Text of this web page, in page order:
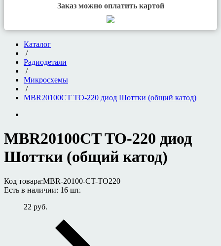
Заказ можно оплатить картой
Каталог
/
Радиодетали
/
Микросхемы
/
MBR20100CT TO-220 диод Шоттки (общий катод)
MBR20100CT TO-220 диод
Шоттки (общий катод)
Код товара:MBR-20100-CT-TO220
Есть в наличии: 16 шт.
22 руб.